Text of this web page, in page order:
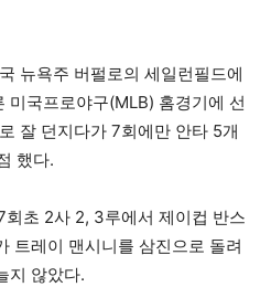
뉴욕주 버펄로의 세일런필드에
미국프로야구(MLB) 홈경기에 선
잘 던지다가 7회에만 안타 5개
했다.
초 2사 2, 3루에서 제이컵 반스
트레이 맨시니를 삼진으로 돌려
지 않았다.